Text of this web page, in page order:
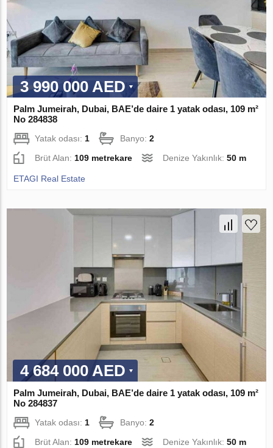
3 990 000 AED
Palm Jumeirah, Dubai, BAE’de daire 1 yatak odası, 109 m²
No 284838
Yatak odası:1 Banyo:2
Brüt Alan:109 metrekare Denize Yakınlık:50 m
ETAGI Real Estate
4 684 000 AED
Palm Jumeirah, Dubai, BAE’de daire 1 yatak odası, 109 m²
No 284837
Yatak odası: 1 Banyo:2
Brüt Alan: 109 metrekare Denize Yakınlık:50 m